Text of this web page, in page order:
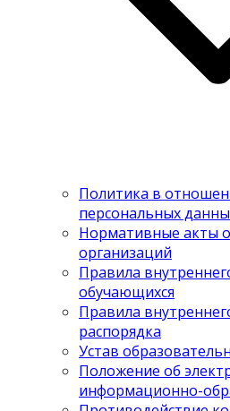
Политика в
персональных
Нормативные акты
организаций
Правила
обучающихся
Правила
распорядка
Устав
Положение об
информационно-